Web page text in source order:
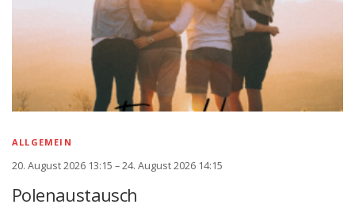
ALLGEMEIN
20. August 2026 13:15 – 24. August 2026 14:15
Polenaustausch